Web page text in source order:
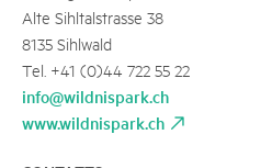
Alte Sihltalstrasse 38
8135 Sihlwald
Tel. +41 (0)44 722 55 22
info@wildnispark.ch
www.wildnispark.ch